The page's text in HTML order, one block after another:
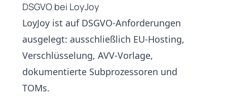
DSGVO bei LoyJoy
LoyJoy ist auf DSGVO-Anforderungen
ausgelegt: ausschließlich EU-Hosting,
Verschlüsselung, AVV-Vorlage,
dokumentierte Subprozessoren und
TOMs.